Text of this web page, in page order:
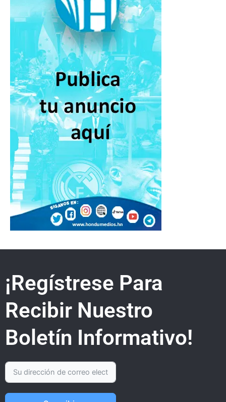
¡Regístrese Para
Recibir Nuestro
Boletín Informativo!